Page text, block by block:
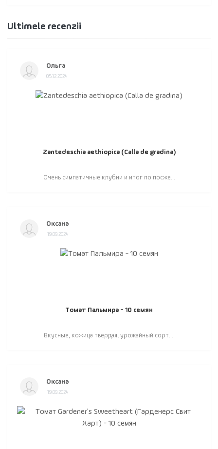
Ultimele recenzii
Ольга
05.12.2024
Zantedeschia aethiopica (Calla de gradina)
Очень симпатичные клубни и итог по посже...
Оксана
19.09.2024
Томат Пальмира - 10 семян
Вкусные, кожица твердая, урожайный сорт. ..
Оксана
19.09.2024